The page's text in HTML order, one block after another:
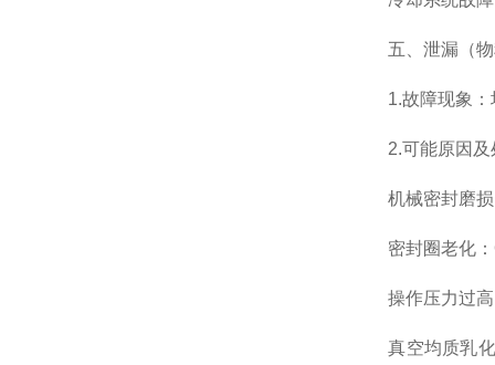
五、泄漏（物
1.故障现象：均
2.可能原因及
机械密封磨损：
密封圈老化：O
操作压力过高：
真空均质乳化